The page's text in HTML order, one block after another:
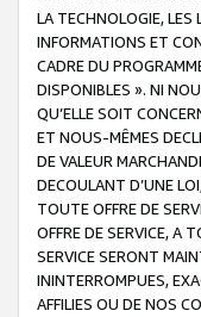
LA TECHNOLOGIE,
INFORMATIONS ET
CADRE DU
DISPONIBLES ». NI
QU’ELLE SOIT
ET NOUS-MÊMES
DE VALEUR
DECOULANT D’UNE
TOUTE OFFRE DE
OFFRE DE SERVICE, A
SERVICE SERONT
ININTERROMPUES,
AFFILIES OU DE NOS